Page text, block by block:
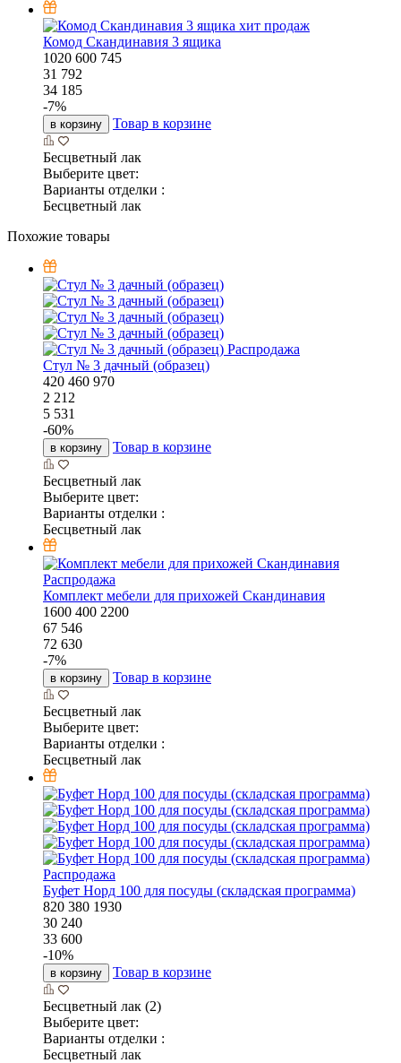
хит продаж
Комод Скандинавия 3 ящика
1020 600 745
31 792
34 185
-7%
в корзину Товар в корзине
Бесцветный лак
Выберите цвет:
Варианты отделки :
Бесцветный лак
Похожие товары
Распродажа
Стул № 3 дачный (образец)
420 460 970
2 212
5 531
-60%
в корзину Товар в корзине
Бесцветный лак
Выберите цвет:
Варианты отделки :
Бесцветный лак
Распродажа
Комплект мебели для прихожей Скандинавия
1600 400 2200
67 546
72 630
-7%
в корзину Товар в корзине
Бесцветный лак
Выберите цвет:
Варианты отделки :
Бесцветный лак
Распродажа
Буфет Норд 100 для посуды (складская программа)
820 380 1930
30 240
33 600
-10%
в корзину Товар в корзине
Бесцветный лак (2)
Выберите цвет:
Варианты отделки :
Бесцветный лак